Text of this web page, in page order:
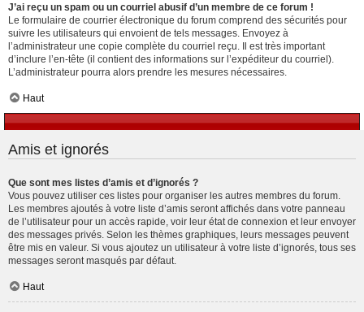
J’ai reçu un spam ou un courriel abusif d’un membre de ce forum !
Le formulaire de courrier électronique du forum comprend des sécurités pour
suivre les utilisateurs qui envoient de tels messages. Envoyez à
l’administrateur une copie complète du courriel reçu. Il est très important
d’inclure l’en-tête (il contient des informations sur l’expéditeur du courriel).
L’administrateur pourra alors prendre les mesures nécessaires.
Haut
Amis et ignorés
Que sont mes listes d’amis et d’ignorés ?
Vous pouvez utiliser ces listes pour organiser les autres membres du forum.
Les membres ajoutés à votre liste d’amis seront affichés dans votre panneau
de l’utilisateur pour un accès rapide, voir leur état de connexion et leur envoyer
des messages privés. Selon les thèmes graphiques, leurs messages peuvent
être mis en valeur. Si vous ajoutez un utilisateur à votre liste d’ignorés, tous ses
messages seront masqués par défaut.
Haut